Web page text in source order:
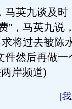
英九谈及时
”，马英九说
将过去被陈
件然后再做一
岸频道)
[